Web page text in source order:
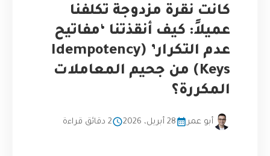
كانت نقرة مزدوجة تكلفنا
عميلاً: كيف أنقذتنا ‘مفاتيح
عدم التكرار’ (Idempotency
Keys) من جحيم المعاملات
المكررة؟
أبو عمر 28 أبريل، 2026 2 دقائق قراءة